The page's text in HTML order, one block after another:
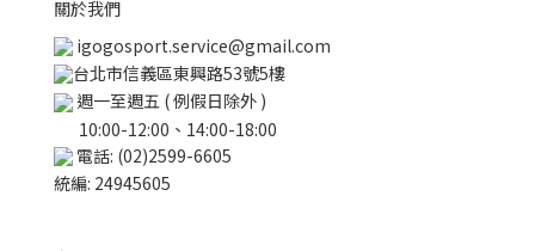
關於我們
igogosport.service@gmail.com
台北市信義區東興路53號5樓
週一至週五 ( 例假日除外 )
10:00-12:00、14:00-18:00
電話: (02)2599-6605
統編: 24945605